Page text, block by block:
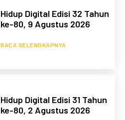
Hidup Digital Edisi 32 Tahun
ke-80, 9 Agustus 2026
BACA SELENGKAPNYA
Hidup Digital Edisi 31 Tahun
ke-80, 2 Agustus 2026